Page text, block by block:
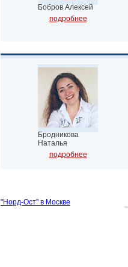
Бобров Алексей
подробнее
Бродникова
Наталья
подробнее
"Норд-Ост" в Москве